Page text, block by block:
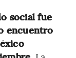
social fue
encuentro